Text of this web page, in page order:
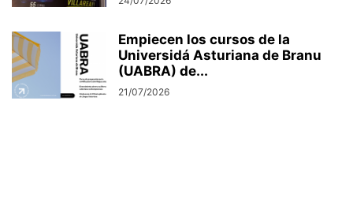
Empiecen los cursos de la
Universidá Asturiana de Branu
(UABRA) de...
21/07/2026